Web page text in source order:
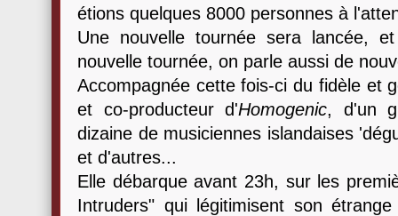
étions quelques 8000 personnes à
Une nouvelle tournée sera lancée,
nouvelle tournée, on parle aussi de
Accompagnée cette fois-ci du fidèle et
et co-producteur d'Homogenic, d'un
dizaine de musiciennes islandaises
et d'autres...
Elle débarque avant 23h, sur les
Intruders" qui légitimisent son